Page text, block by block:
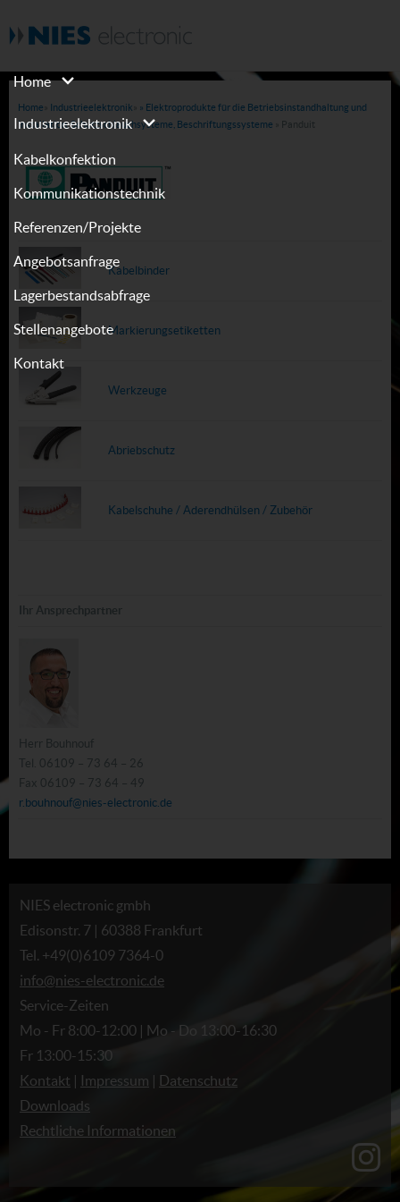
Home
Industrieelektronik
Kabelkonfektion
Kommunikationstechnik
Referenzen/Projekte
Angebotsanfrage
Lagerbestandsabfrage
Stellenangebote
Kontakt
Home Industrieelektronik
» Elektroprodukte für die Betriebsinstandhaltung und
Installation, Schutzschlauchsysteme, Beschriftungssysteme
» Panduit
Kabelbinder
Markierungsetiketten
Werkzeuge
Abriebschutz
Kabelschuhe / Aderendhülsen / Zubehör
Ihr Ansprechpartner
Herr Bouhnouf
Tel. 06109 – 73 64 – 26
Fax 06109 – 73 64 – 49
r.bouhnouf@nies-electronic.de
NIES electronic gmbh
Edisonstr. 7 | 60388 Frankfurt
Tel. +49(0)6109 7364-0
info@nies-electronic.de
Service-Zeiten
Mo - Fr 8:00-12:00 | Mo - Do 13:00-16:30
Fr 13:00-15:30
Kontakt | Impressum | Datenschutz
Downloads
Rechtliche Informationen